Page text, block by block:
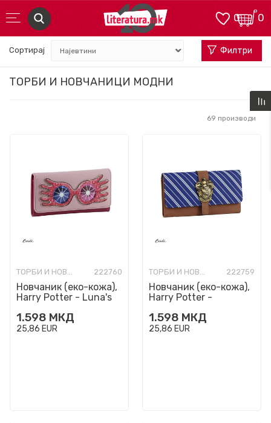
0
0
ТОРБИ И НОВЧАНИЦИ МОДНИ
Сортирај Филтри
69 производи
ТОРБИ И НОВЧАНИЦИ МОДНИ 222760
Новчаник (еко-кожа),
Harry Potter - Luna's
1.598 МКД
25,86 EUR
ТОРБИ И НОВЧАНИЦИ МОДНИ 222759
Новчаник (еко-кожа),
Harry Potter -
1.598 МКД
25,86 EUR